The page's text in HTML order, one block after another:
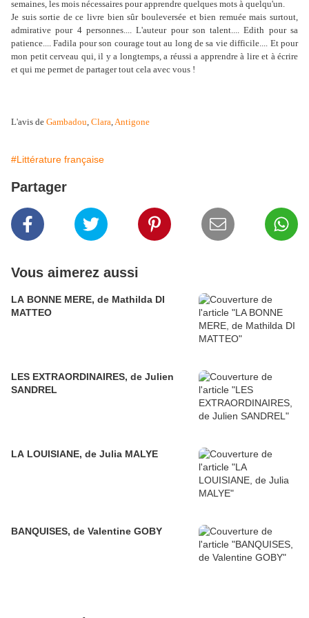
semaines, les mois nécessaires pour apprendre quelques mots à quelqu'un.
Je suis sortie de ce livre bien sûr bouleversée et bien remuée mais surtout,
admirative pour 4 personnes.... L'auteur pour son talent.... Edith pour sa
patience.... Fadila pour son courage tout au long de sa vie difficile.... Et pour
mon petit cerveau qui, il y a longtemps, a réussi a apprendre à lire et à écrire
et qui me permet de partager tout cela avec vous !
L'avis de Gambadou, Clara,Antigone
#Littérature française
Partager
Vous aimerez aussi
LA BONNE MERE, de Mathilda DI
MATTEO
LES EXTRAORDINAIRES, de Julien
SANDREL
LA LOUISIANE, de Julia MALYE
BANQUISES, de Valentine GOBY